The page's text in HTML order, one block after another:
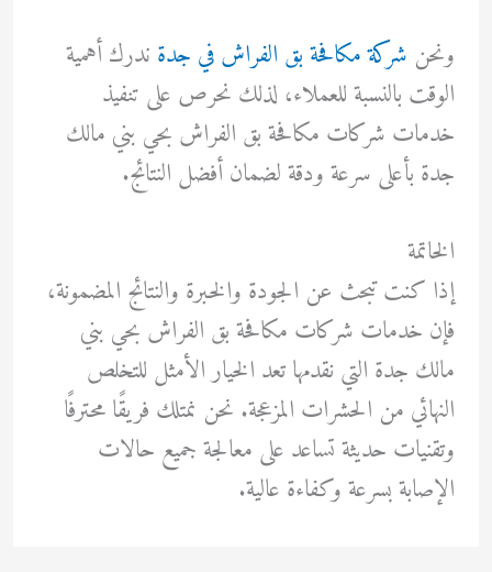
ونحن شركة مكافحة بق الفراش في جدة ندرك أهمية
الوقت بالنسبة للعملاء، لذلك نحرص على تنفيذ
خدمات شركات مكافحة بق الفراش بحي بني مالك
جدة بأعلى سرعة ودقة لضمان أفضل النتائج.
الخاتمة
إذا كنت تبحث عن الجودة والخبرة والنتائج المضمونة،
فإن خدمات شركات مكافحة بق الفراش بحي بني
مالك جدة التي نقدمها تعد الخيار الأمثل للتخلص
النهائي من الحشرات المزعجة. نحن نمتلك فريقًا محترفًا
وتقنيات حديثة تساعد على معالجة جميع حالات
الإصابة بسرعة وكفاءة عالية.